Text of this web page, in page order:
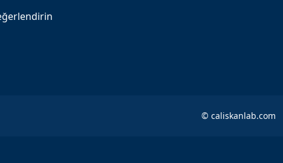
© caliskanlab.com